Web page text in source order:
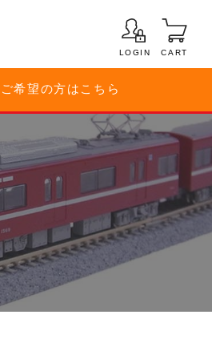
LOGIN CART
ご希望の方はこちら